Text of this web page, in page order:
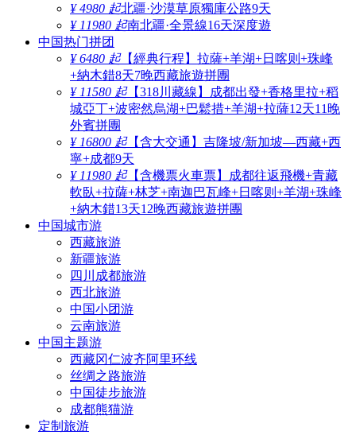
¥ 4980 起北疆·沙漠草原獨庫公路9天
¥ 11980 起南北疆·全景線16天深度遊
中国热门拼团
¥ 6480 起【經典行程】拉薩+羊湖+日喀则+珠峰
+納木錯8天7晚西藏旅遊拼團
¥ 11580 起【318川藏線】成都出發+香格里拉+稻
城亞丁+波密然烏湖+巴鬆措+羊湖+拉薩12天11晚
外賓拼團
¥ 16800 起【含大交通】吉隆坡/新加坡—西藏+西
寧+成都9天
¥ 11980 起【含機票火車票】成都往返飛機+青藏
軟臥+拉薩+林芝+南迦巴瓦峰+日喀则+羊湖+珠峰
+納木錯13天12晚西藏旅遊拼團
中国城市游
西藏旅游
新疆旅游
四川成都旅游
西北旅游
中国小团游
云南旅游
中国主题游
西藏冈仁波齐阿里环线
丝绸之路旅游
中国徒步旅游
成都熊猫游
定制旅游